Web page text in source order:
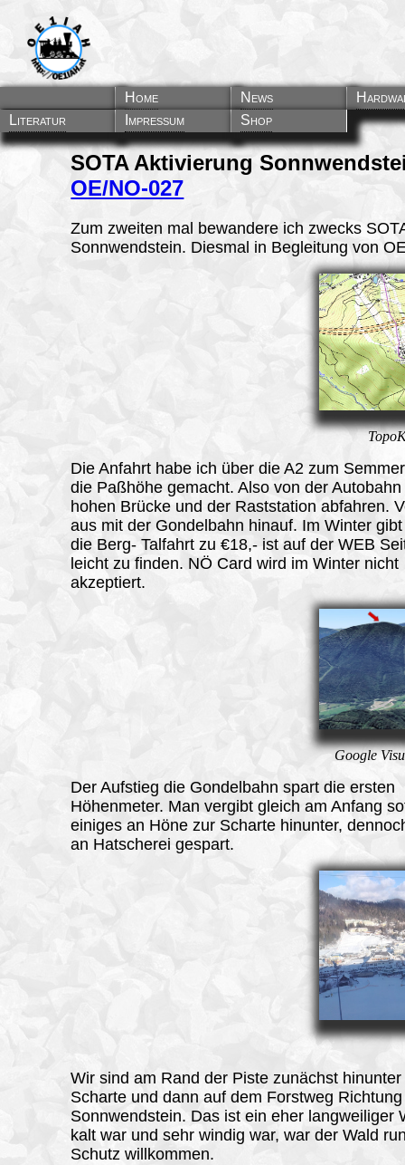
Home News
Literatur
Impressum Shop
SOTA Aktivierung
OE/NO-027
Zum zweiten mal bewandere ich zwecks
Sonnwendstein. Diesmal in Begleitung von
Die Anfahrt habe ich über die A2 zum
die Paßhöhe gemacht. Also von der
hohen Brücke und der Raststation abfahren.
aus mit der Gondelbahn hinauf. Im Winter
die Berg- Talfahrt zu €18,- ist auf der WEB
leicht zu finden. NÖ Card wird im Winter nicht
akzeptiert.
Google
Der Aufstieg die Gondelbahn spart die ersten
Höhenmeter. Man vergibt gleich am Anfang
einiges an Höne zur Scharte hinunter,
an Hatscherei gespart.
Wir sind am Rand der Piste zunächst
Scharte und dann auf dem Forstweg Richtung
Sonnwendstein. Das ist ein eher langweiliger
kalt war und sehr windig war, war der Wald
Schutz willkommen.